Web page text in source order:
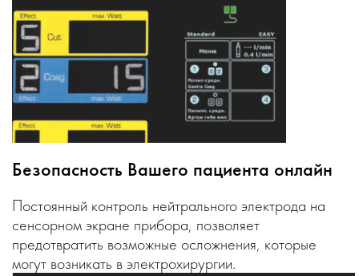
Безопасность Вашего пациента онлайн
Постоянный контроль нейтрального электрода на
сенсорном экране прибора, позволяет
предотвратить возможные осложнения, которые
могут возникать в электрохирургии.